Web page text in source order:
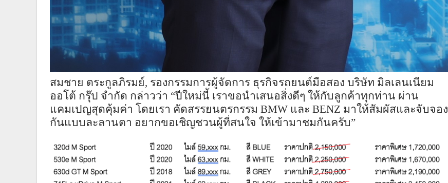
สมชาย ตระกูลภิรมย์, รองกรรมการผู้จัดการ ธุรกิจรถยนต์มือสอง บริษัท มิลเลนเนียม
ออโต้ กรุ๊ป จำกัด กล่าวว่า “ปีใหม่นี้ เราขอนำเสนอสิ่งดีๆ ให้กับลูกค้าทุกท่าน ผ่าน
แคมเปญสุดคุ้มค่า โดยเรา คัดสรรยนตรกรรม BMW และ BENZ มาให้สัมผัสและจับจอง
กันแบบละลานตา อยากขอเชิญชวนผู้ที่สนใจ ให้เข้ามาชมกันครับ”